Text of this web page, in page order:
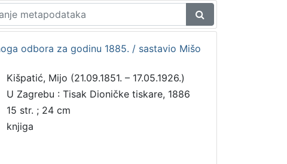
odbora za godinu 1885. / sastavio Mišo
Kišpatić, Mijo (21.09.1851. – 17.05.1926.)
U Zagrebu : Tisak Dioničke tiskare, 1886
15 str. ; 24 cm
knjiga